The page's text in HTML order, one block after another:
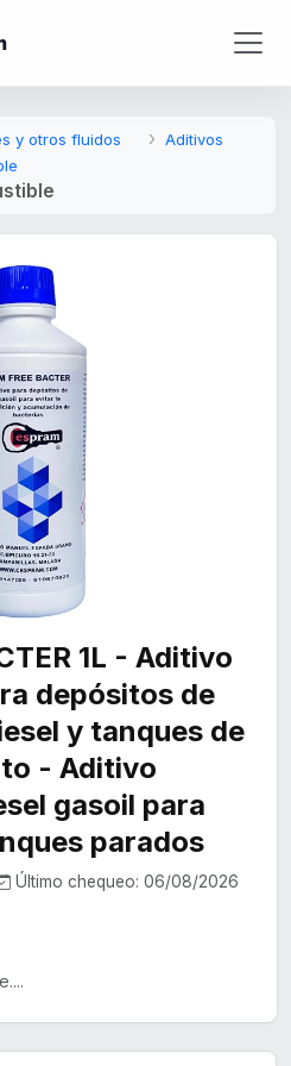
y otros fluidos
Aditivos
1L - Aditivo
depósitos de
y tanques de
- Aditivo
gasoil para
parados
Último chequeo: 06/08/2026